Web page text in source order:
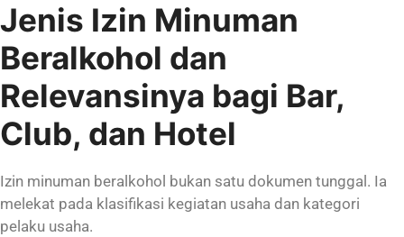
Jenis Izin Minuman
Beralkohol dan
Relevansinya bagi Bar,
Club, dan Hotel
Izin minuman beralkohol bukan satu dokumen tunggal. Ia
melekat pada klasifikasi kegiatan usaha dan kategori
pelaku usaha.